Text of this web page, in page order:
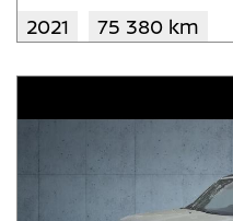
2021
75 380 km